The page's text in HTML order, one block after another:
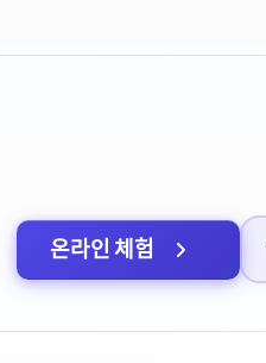
온라인 체험